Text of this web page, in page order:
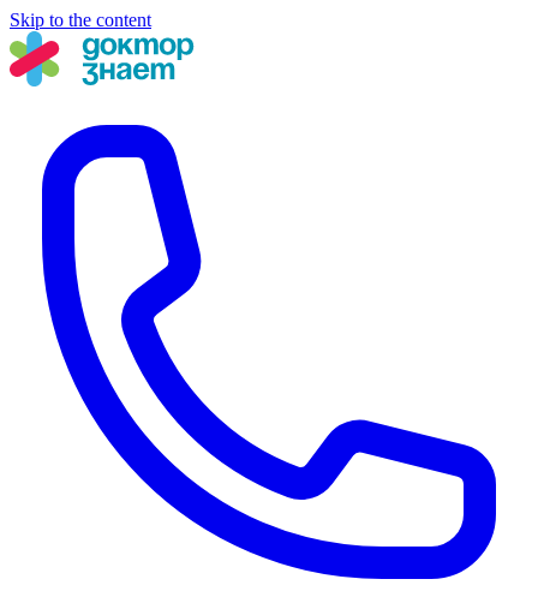
Skip to the content